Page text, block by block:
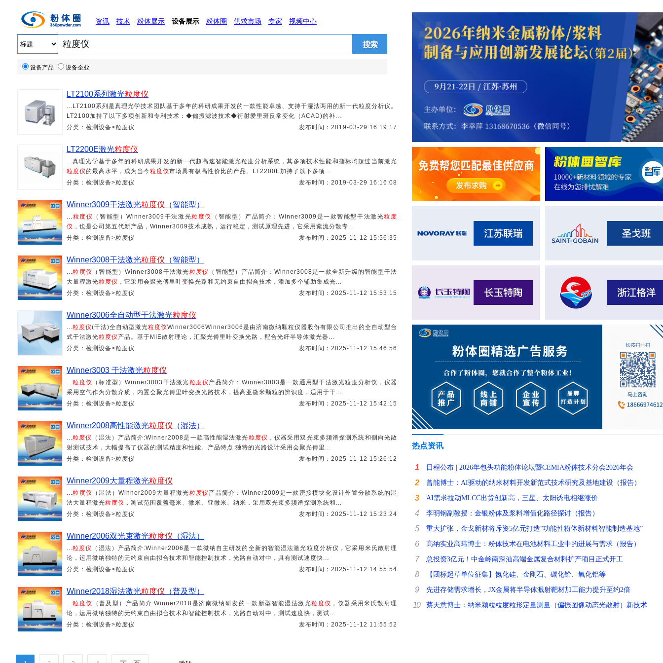
资讯 技术 粉体展示 设备展示 粉体圈 供求市场 专家 视频中心
搜索
设备产品 设备企业
热点资讯
日程公布 | 2026年包头功能粉体论坛暨CEMIA粉体技术分会2026年会
1
曾能博士：AI驱动的纳米材料开发新范式技术研究及基地建设（报告）
2
AI需求拉动MLCC出货创新高，三星、太阳诱电相继涨价
3
李明钢副教授：金银粉体及浆料增值化路径探讨（报告）
4
重大扩张，金戈新材将斥资5亿元打造“功能性粉体新材料智能制造基地”
5
高纳实业高玮博士：粉体技术在电池材料工业中的进展与需求（报告）
6
总投资3亿元！中金岭南深汕高端金属复合材料扩产项目正式开工
7
【团标起草单位征集】氮化硅、金刚石、碳化铪、氧化铝等
8
先进存储需求增长，JX金属将半导体溅射靶材加工能力提升至约2倍
9
蔡天意博士：纳米颗粒粒度粒形定量测量（偏振图像动态光散射）新技术
10
LT2100系列激光粒度仪
...LT2100系列是真理光学技术团队基于多年的科研成果开发的一款性能卓越、支持干湿法两用的新一代粒度分析仪。
LT2100加持了以下多项创新和专利技术：◆偏振滤波技术◆衍射爱里斑反常变化（ACAD)的补...
发布时间：2019-03-29 16:19:17
分类：检测设备>粒度仪
LT2200E激光粒度仪
...真理光学基于多年的科研成果开发的新一代超高速智能激光粒度分析系统，其多项技术性能和指标均超过当前激光
粒度仪的最高水平，成为当今粒度仪市场具有极高性价比的产品。LT2200E加持了以下多项...
发布时间：2019-03-29 16:16:08
分类：检测设备>粒度仪
Winner3009干法激光粒度仪 （智能型）
...粒度仪 （智能型）Winner3009干法激光粒度仪 （智能型）产品简介：Winner3009是一款智能型干法激光粒度
仪 ，也是公司第五代新产品，Winner3009技术成熟，运行稳定，测试原理先进，它采用紊流分散专...
发布时间：2025-11-12 15:56:35
分类：检测设备>粒度仪
Winner3008干法激光粒度仪 （智能型）
...粒度仪 （智能型）Winner3008干法激光粒度仪
（智能型）产品简介：Winner3008是一款全新升级的智能型干法
大量程激光粒度仪 ，它采用会聚光傅里叶变换光路和无约束自由拟合技术，添加多个辅助集成光...
发布时间：2025-11-12 15:53:15
分类：检测设备>粒度仪
Winner3006全自动型干法激光粒度仪
...粒度仪(干法)全自动型激光粒度仪Winner3006Winner3006是由济南微纳颗粒仪器股份有限公司推出的全自动型台
式干法激光粒度仪 产品。基于MIE散射理论，汇聚光傅里叶变换光路，配合光纤半导体激光器...
发布时间：2025-11-12 15:46:56
分类：检测设备>粒度仪
Winner3003 干法激光粒度仪
...粒度仪 （标准型）Winner3003干法激光粒度仪 产品简介：Winner3003是一款通用型干法激光粒度分析仪，仪器
采用空气作为分散介质，内置会聚光傅里叶变换光路技术，提高亚微米颗粒的辨识度，适用于干...
发布时间：2025-11-12 15:42:15
分类：检测设备>粒度仪
Winner2008高性能激光粒度仪 （湿法）
...粒度仪 （湿法）产品简介:Winner2008是一款高性能湿法激光粒度仪 ，仪器采用双光束多频谱探测系统和侧向光散
射测试技术，大幅提高了仪器的测试精度和性能。产品特点:独特的光路设计采用会聚光傅里...
发布时间：2025-11-12 15:26:12
分类：检测设备>粒度仪
Winner2009大量程激光粒度仪
...粒度仪 （湿法）Winner2009大量程激光粒度仪 产品简介：Winner2009是一款密接模块化设计外置分散系统的湿
法大量程激光粒度仪 ，测试范围覆盖毫米、微米、亚微米、纳米，采用双光束多频谱探测系统和...
发布时间：2025-11-12 15:23:24
分类：检测设备>粒度仪
Winner2006双光束激光粒度仪 （湿法）
...粒度仪
（湿法）产品简介:Winner2006是一款微纳自主研发的全新的智能湿法激光粒度分析仪，它采用米氏散射理
论，运用微纳独特的无约束自由拟合技术和智能控制技术，光路自动对中，具有测试速度快...
发布时间：2025-11-12 14:55:54
分类：检测设备>粒度仪
Winner2018湿法激光粒度仪 （普及型）
...粒度仪 （普及型）产品简介:Winner2018是济南微纳研发的一款新型智能湿法激光粒度仪 ，仪器采用米氏散射理
论，运用微纳独特的无约束自由拟合技术和智能控制技术，光路自动对中，测试速度快，测试...
发布时间：2025-11-12 11:55:52
分类：检测设备>粒度仪